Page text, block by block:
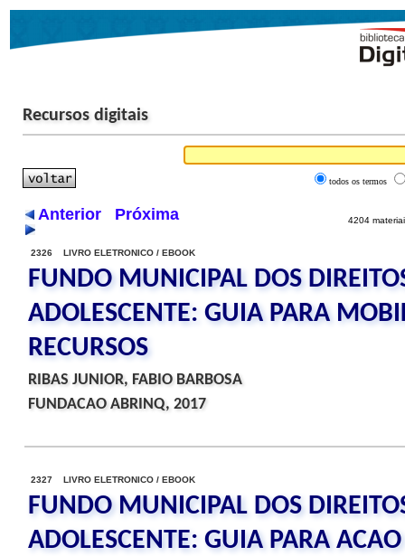
Recursos digitais
todos os termos
Anterior Próxima 4204
2326 LIVRO ELETRONICO / EBOOK
FUNDO MUNICIPAL DOS
ADOLESCENTE: GUIA PARA
RECURSOS
RIBAS JUNIOR, FABIO BARBOSA
FUNDACAO ABRINQ, 2017
2327 LIVRO ELETRONICO / EBOOK
FUNDO MUNICIPAL DOS
ADOLESCENTE: GUIA PARA ACAO